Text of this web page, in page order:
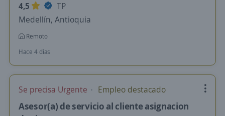
4,5
TP
Medellín, Antioquia
Remoto
Hace 4 días
Se precisa Urgente Empleo destacado
Asesor(a) de servicio al cliente asignacion